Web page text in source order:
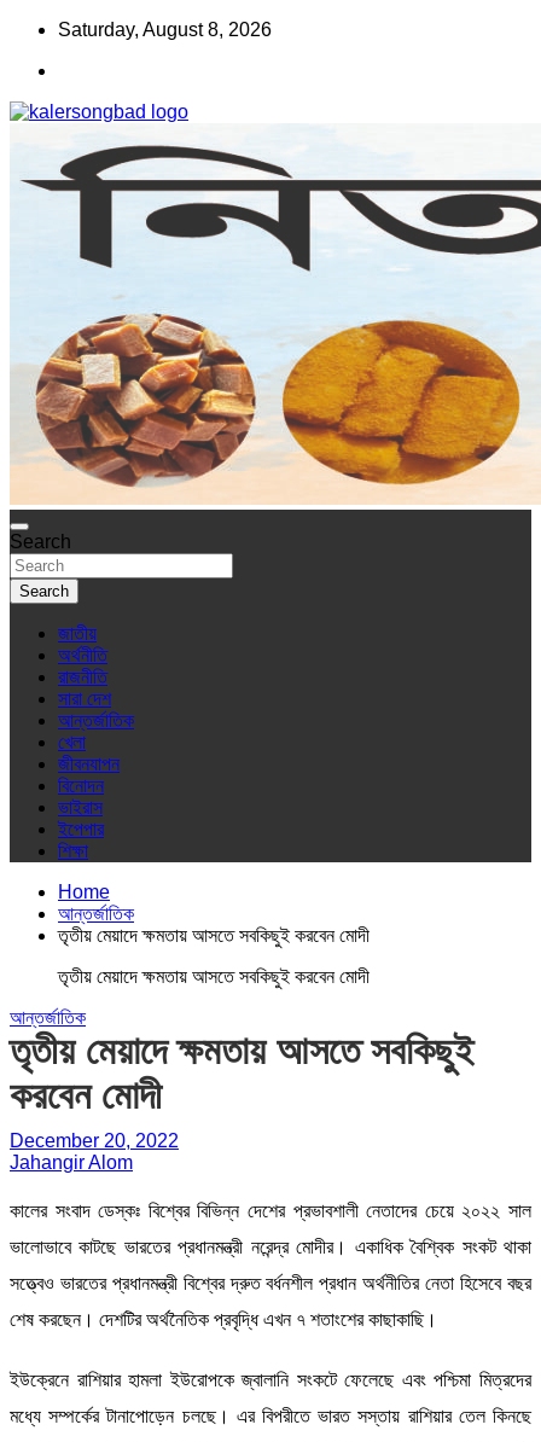
Skip
content
Saturday, August 8, 2026
কালের সংবাদ
www.kalersongbad.com
Search
Search
জাতীয়
অর্থনীতি
রাজনীতি
সারা দেশ
আন্তর্জাতিক
খেলা
জীবনযাপন
বিনোদন
ভাইরাস
ইপেপার
শিক্ষা
Home
আন্তর্জাতিক
তৃতীয় মেয়াদে ক্ষমতায় আসতে সবকিছুই করবেন মোদী
তৃতীয় মেয়াদে ক্ষমতায় আসতে সবকিছুই করবেন মোদী
আন্তর্জাতিক
তৃতীয় মেয়াদে ক্ষমতায় আসতে সবকিছুই
করবেন মোদী
December 20, 2022
Jahangir Alom
কালের সংবাদ ডেস্কঃ বিশ্বের বিভিন্ন দেশের প্রভাবশালী নেতাদের চেয়ে ২০২২ সাল
ভালোভাবে কাটছে ভারতের প্রধানমন্ত্রী নরেন্দ্র মোদীর। একাধিক বৈশ্বিক সংকট থাকা
সত্ত্বেও ভারতের প্রধানমন্ত্রী বিশ্বের দ্রুত বর্ধনশীল প্রধান অর্থনীতির নেতা হিসেবে বছর
শেষ করছেন। দেশটির অর্থনৈতিক প্রবৃদ্ধি এখন ৭ শতাংশের কাছাকাছি।
ইউক্রেনে রাশিয়ার হামলা ইউরোপকে জ্বালানি সংকটে ফেলেছে এবং পশ্চিমা মিত্রদের
মধ্যে সম্পর্কের টানাপোড়েন চলছে। এর বিপরীতে ভারত সস্তায় রাশিয়ার তেল কিনছে